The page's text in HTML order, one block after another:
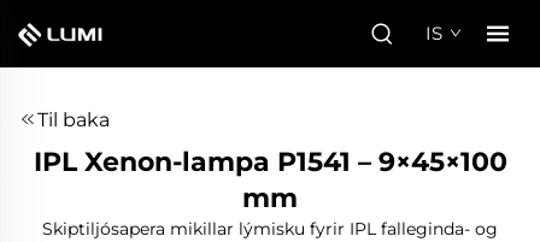
IS
Til baka
IPL Xenon-lampa P1541 – 9×45×100
mm
Skiptiljósapera mikillar lýmisku fyrir IPL falleginda- og